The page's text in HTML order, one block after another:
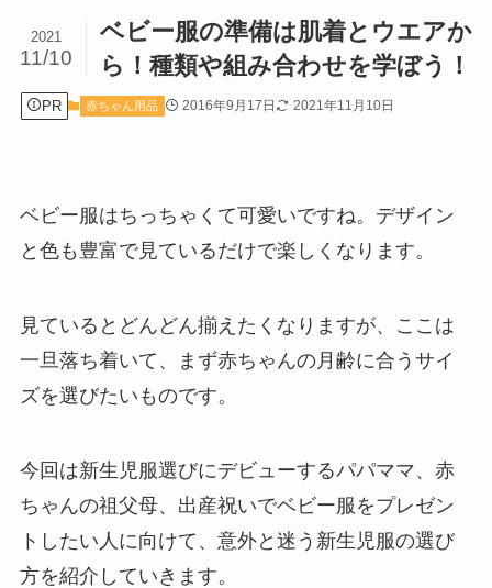
ベビー服の準備は肌着とウエアか
ら！種類や組み合わせを学ぼう！
2021
11/10
PR 赤ちゃん用品 2016年9月17日 2021年11月10日
ベビー服はちっちゃくて可愛いですね。デザイン
と色も豊富で見ているだけで楽しくなります。
見ているとどんどん揃えたくなりますが、ここは
一旦落ち着いて、まず赤ちゃんの月齢に合うサイ
ズを選びたいものです。
今回は新生児服選びにデビューするパパママ、赤
ちゃんの祖父母、出産祝いでベビー服をプレゼン
トしたい人に向けて、意外と迷う新生児服の選び
方を紹介していきます。